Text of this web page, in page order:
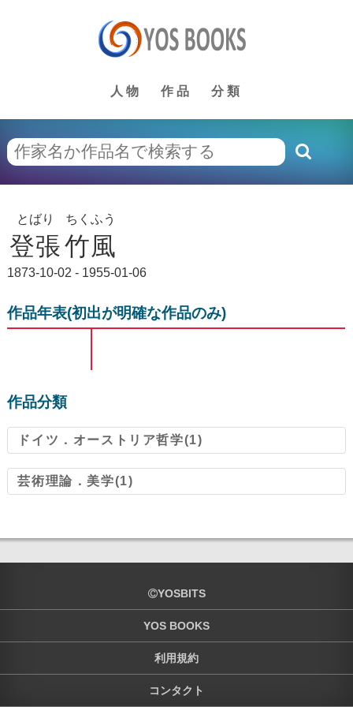
人物 作品 分類
とばり ちくふう
登張竹風
1873-10-02 - 1955-01-06
作品年表(初出が明確な作品のみ)
作品分類
ドイツ．オーストリア哲学(1)
芸術理論．美学(1)
YOSBITS
YOS BOOKS
利用規約
コンタクト